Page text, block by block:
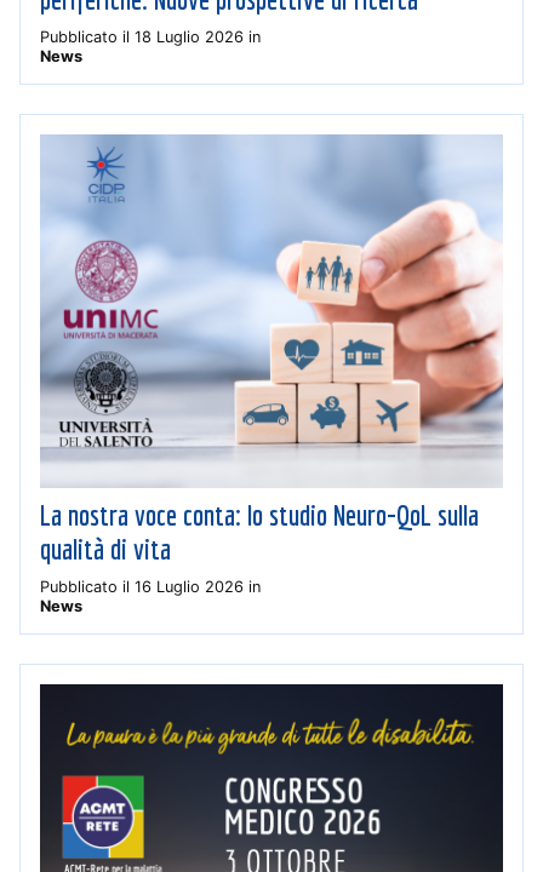
Pubblicato il 18 Luglio 2026 in
News
La nostra voce conta: lo studio Neuro-QoL sulla
qualità di vita
Pubblicato il 16 Luglio 2026 in
News